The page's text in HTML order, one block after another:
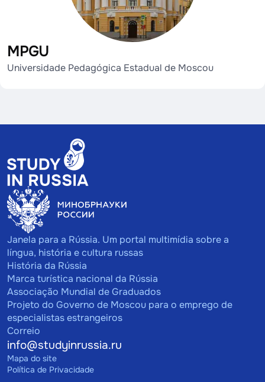
MPGU
Universidade Pedagógica Estadual de Moscou
Janela para a Rússia. Um portal multimídia sobre a
língua, história e cultura russas
História da Rússia
Marca turística nacional da Rússia
Associação Mundial de Graduados
Projeto do Governo de Moscou para o emprego de
especialistas estrangeiros
Correio
info@studyinrussia.ru
Mapa do site
Política de Privacidade